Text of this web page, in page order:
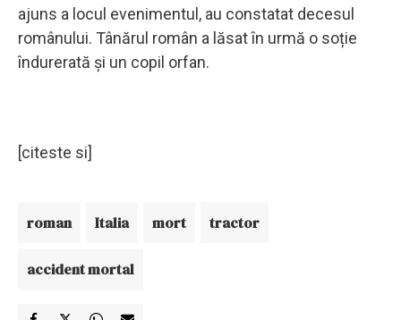
ajuns a locul evenimentul, au constatat decesul
românului. Tânărul român a lăsat în urmă o soție
îndurerată și un copil orfan.
[citeste si]
roman Italia mort tractor
accident mortal